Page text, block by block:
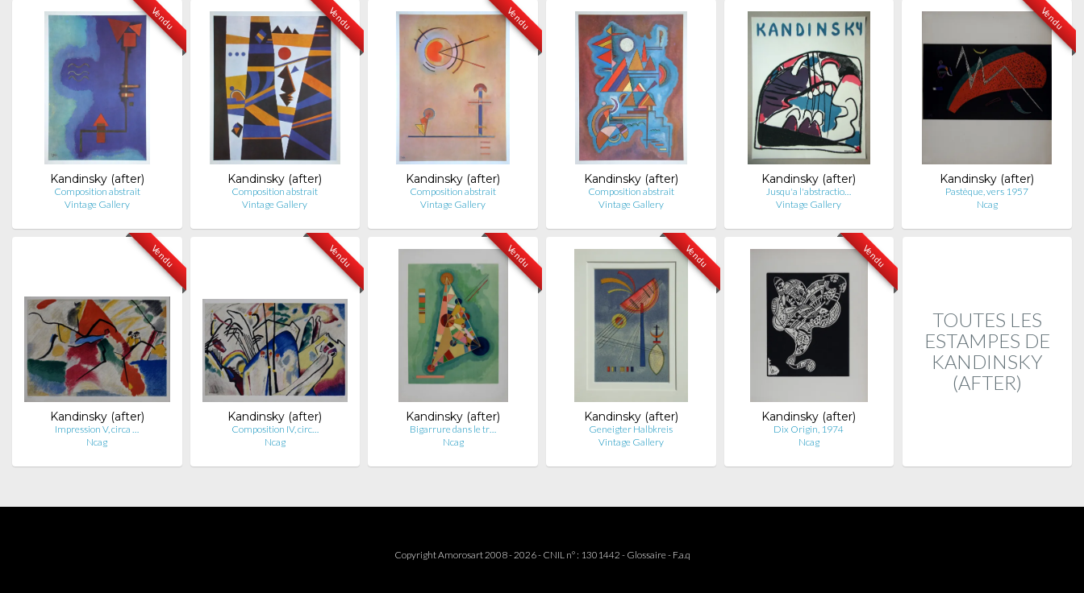
Vendu
Kandinsky (after)
Composition abstrait
Vintage Gallery
Vendu
Kandinsky (after)
Composition abstrait
Vintage Gallery
Vendu
Kandinsky (after)
Composition abstrait
Vintage Gallery
Kandinsky (after)
Composition abstrait
Vintage Gallery
Kandinsky (after)
Jusqu'a l'abstractio…
Vintage Gallery
Vendu
Kandinsky (after)
Pastèque, vers 1957
Ncag
Vendu
Kandinsky (after)
Impression V, circa …
Ncag
Vendu
Kandinsky (after)
Composition IV, circ…
Ncag
Vendu
Kandinsky (after)
Bigarrure dans le tr…
Ncag
Vendu
Kandinsky (after)
Geneigter Halbkreis
Vintage Gallery
Vendu
Kandinsky (after)
Dix Origin, 1974
Ncag
TOUTES LES
ESTAMPES DE
KANDINSKY
(AFTER)
Copyright Amorosart 2008 - 2026 - CNIL n° : 1301442 - Glossaire- F.a.q